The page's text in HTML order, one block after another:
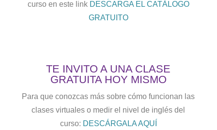
curso en este link DESCARGA EL CATÁLOGO
GRATUITO
TE INVITO A UNA CLASE
GRATUITA HOY MISMO
Para que conozcas más sobre cómo funcionan las
clases virtuales o medir el nivel de inglés del
curso: DESCÁRGALA AQUÍ